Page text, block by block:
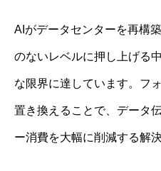
AIがデータセンターを再構
のないレベルに押し上げる
な限界に達しています。フ
置き換えることで、データ
ー消費を大幅に削減する解